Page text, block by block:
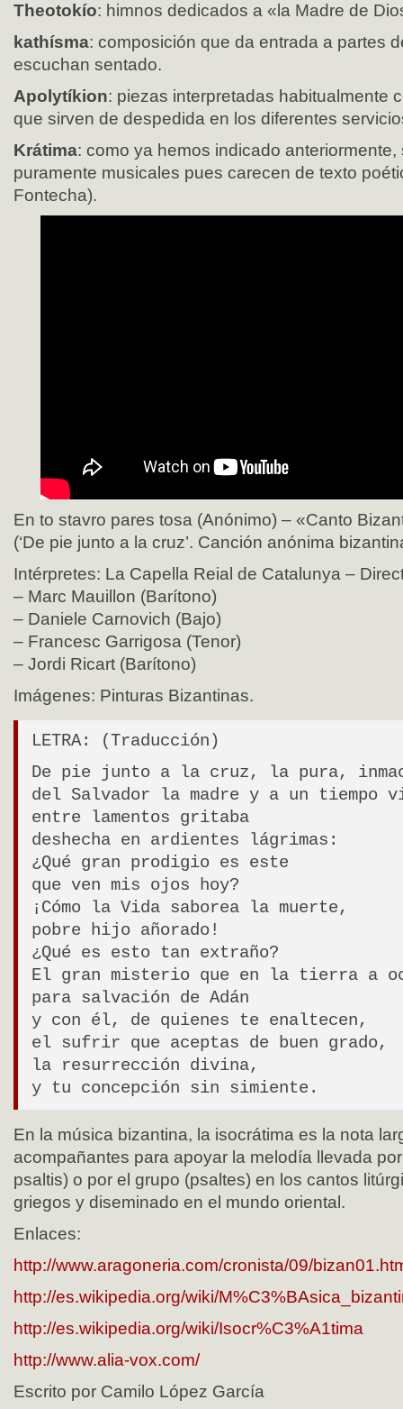
Theotokío: himnos dedicados a «la Madre de
kathísma: composición que da entrada a partes
escuchan sentado.
Apolytíkion: piezas interpretadas habitualmente
que sirven de despedida en los diferentes
Krátima: como ya hemos indicado
puramente musicales pues carecen de texto
Fontecha).
En to stavro pares tosa (Anónimo) – «Canto
(‘De pie junto a la cruz’. Canción anónima
Intérpretes: La Capella Reial de Catalunya –
– Marc Mauillon (Barítono)
– Daniele Carnovich (Bajo)
– Francesc Garrigosa (Tenor)
– Jordi Ricart (Barítono)
Imágenes: Pinturas Bizantinas.
LETRA: (Traducción)
De pie junto a la cruz, la pura,
del Salvador la madre y a un tiempo
entre lamentos gritaba
deshecha en ardientes lágrimas:
¿Qué gran prodigio es este
que ven mis ojos hoy?
¡Cómo la Vida saborea la muerte,
pobre hijo añorado!
¿Qué es esto tan extraño?
El gran misterio que en la tierra a
para salvación de Adán
y con él, de quienes te enaltecen,
el sufrir que aceptas de buen grado,
la resurrección divina,
y tu concepción sin simiente.
En la música bizantina, la isocrátima es la nota
acompañantes para apoyar la melodía llevada
psaltis) o por el grupo (psaltes) en los cantos
griegos y diseminado en el mundo oriental.
Enlaces:
http://www.aragoneria.com/cronista/09/
http://es.wikipedia.org/wiki/
http://es.wikipedia.org/wiki/Isocr%C3%A1tima
http://www.alia-vox.com/
Escrito por Camilo López García